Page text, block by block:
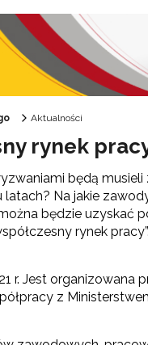
Aktualności
rynek
będą musieli
Na jakie
będzie uzyskać
rynek
r. Jest organizowana
z